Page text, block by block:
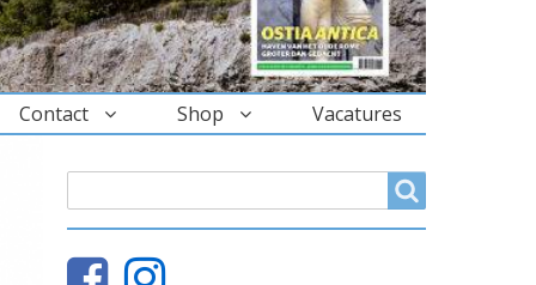
Contact Shop Vacatures